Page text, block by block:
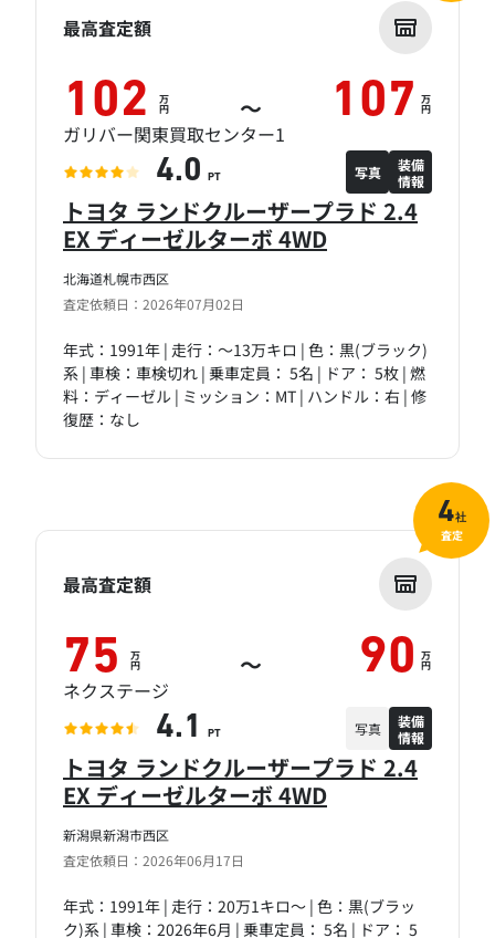
北海道札幌市西区
査定依頼日：2026年07月02日
トヨタ ランドクルーザープラド 2.4
EX ディーゼルターボ 4WD
年式：1991年 | 走行：～13万キロ | 色：黒(ブラック)
系 | 車検：車検切れ | 乗車定員： 5名 | ドア： 5枚 | 燃
料：ディーゼル | ミッション：MT | ハンドル：右 | 修
復歴：なし
最高査定額
102 万
円 ～ 107 万
円
ガリバー関東買取センター1
4.0 PT 写真
装備
情報
新潟県新潟市西区
査定依頼日：2026年06月17日
トヨタ ランドクルーザープラド 2.4
EX ディーゼルターボ 4WD
年式：1991年 | 走行：20万1キロ～ | 色：黒(ブラッ
ク)系 | 車検：2026年6月 | 乗車定員： 5名 | ドア： 5
最高査定額
75 万
円 ～ 90 万
円
ネクステージ
4.1 PT 写真
装備
情報
4社
査定